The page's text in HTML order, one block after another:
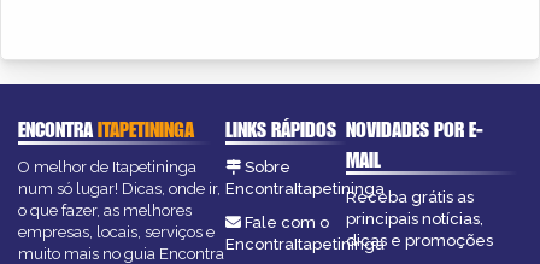
ENCONTRAITAPETININGA
O melhor de Itapetininga
num só lugar! Dicas, onde ir,
o que fazer, as melhores
empresas, locais, serviços e
muito mais no guia Encontra
LINKS RÁPIDOS
Sobre
EncontraItapetininga
Fale com o
EncontraItapetininga
NOVIDADES POR E-
MAIL
Receba grátis as
principais notícias,
dicas e promoções